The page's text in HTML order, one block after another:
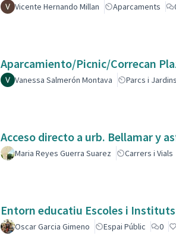
Vicente Hernando Millan Aparcaments
Aparcamiento/Picnic/Correcan
Vanessa Salmerón Montava Parcs i
Acceso directo a urb. Bellamar y
Maria Reyes Guerra Suarez Carrers i Vials
Entorn educatiu Escoles i Instituts
Oscar Garcia Gimeno Espai Públic 0